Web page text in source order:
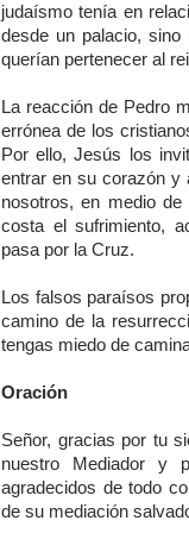
judaísmo tenía en
desde un palacio,
querían pertenecer al
La reacción de Pedro
errónea de los
Por ello, Jesús los
entrar en su corazón y
nosotros, en medio
costa el sufrimiento,
pasa por la Cruz.
Los falsos paraísos
camino de la
tengas miedo de
Oración
Señor, gracias por tu
nuestro Mediador y
agradecidos de todo
de su mediación